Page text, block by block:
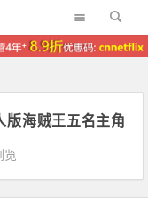
版海贼王五名主角
览